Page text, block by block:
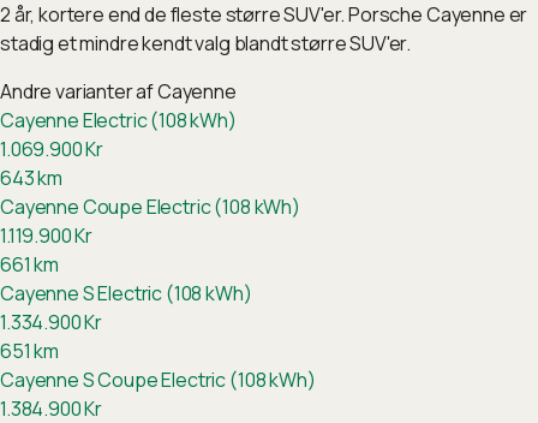
2 år, kortere end de fleste større SUV'er. Porsche Cayenne er
stadig et mindre kendt valg blandt større SUV'er.
Andre varianter afCayenne
Cayenne Electric (108 kWh)
1.069.900Kr
643km
Cayenne Coupe Electric (108 kWh)
1.119.900Kr
661km
Cayenne S Electric (108 kWh)
1.334.900Kr
651km
Cayenne S Coupe Electric (108 kWh)
1.384.900Kr